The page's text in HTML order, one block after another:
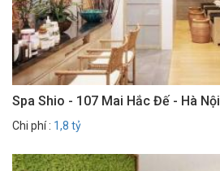
Spa Shio - 107 Mai Hắc Đế - Hà Nội
Chi phí : 1,8 tỷ